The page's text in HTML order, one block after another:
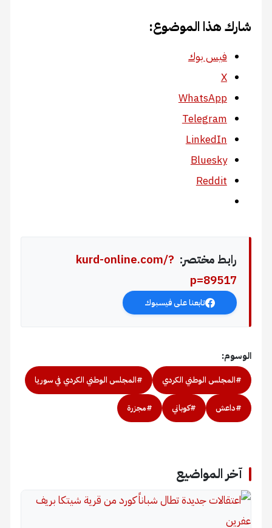
شارك هذا الموضوع:
فيس بوك
X
WhatsApp
Telegram
LinkedIn
Bluesky
Reddit
رابط مختصر: kurd-online.com/?
p=89517
تابعنا على فيسبوك
الوسوم:
#المجلس الوطني الكردي #المجلس الوطني الكردي في سوريا
#داعش #كوباني #مجزرة
آخر المواضيع